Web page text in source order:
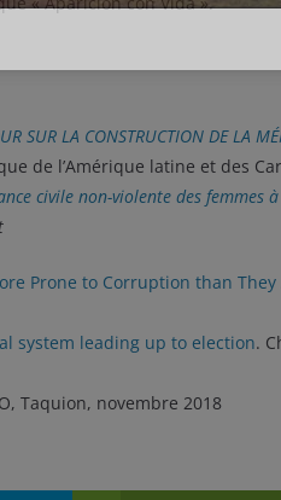
SUR LA CONSTRUCTION DE LA
de l’Amérique latine et des
civile non-violente des femmes
Prone to Corruption than
system leading up to election.
Taquion, novembre 2018